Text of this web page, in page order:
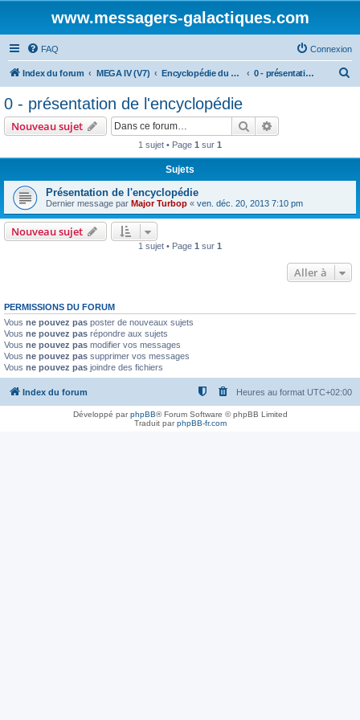
www.messagers-galactiques.com
FAQ Connexion
Index du forum MEGA IV (V7) Encyclopédie du Messager Galactique (V7) 0 - présentation de l'encyclopédie
0 - présentation de l'encyclopédie
Nouveau sujet Rechercher
1 sujet • Page 1 sur 1
Sujets
Présentation de l'encyclopédie
Dernier message par Major Turbop « ven. déc. 20, 2013 7:10 pm
Nouveau sujet
1 sujet • Page 1 sur 1
Aller à
PERMISSIONS DU FORUM
Vous ne pouvez pas poster de nouveaux sujets
Vous ne pouvez pas répondre aux sujets
Vous ne pouvez pas modifier vos messages
Vous ne pouvez pas supprimer vos messages
Vous ne pouvez pas joindre des fichiers
Index du forum Heures au format UTC+02:00
Développé parphpBB® Forum Software © phpBB Limited
Traduit parphpBB-fr.com